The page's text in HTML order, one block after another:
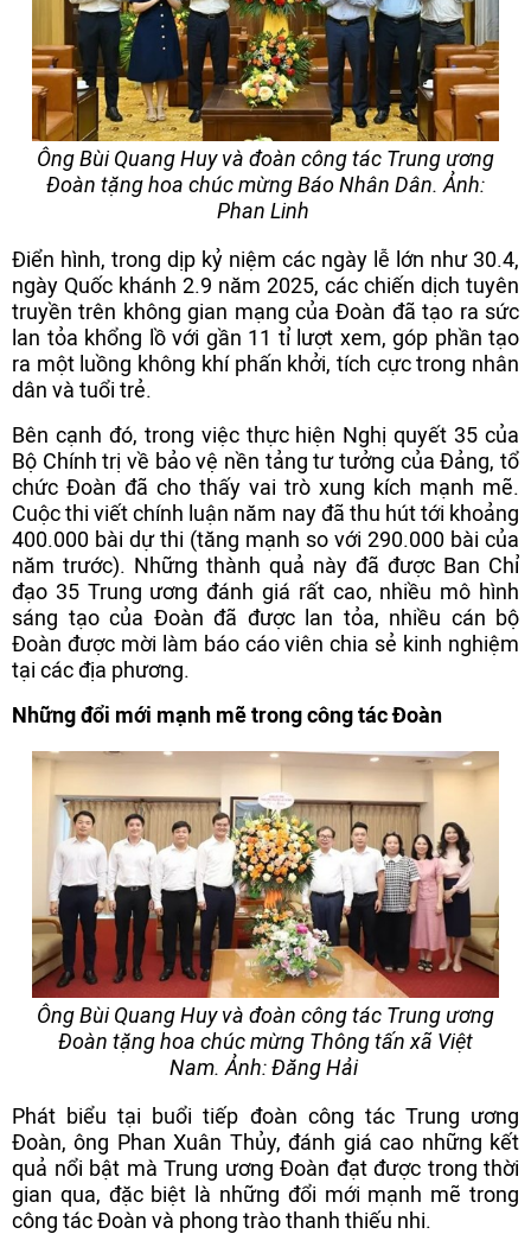
Ông Bùi Quang Huy và đoàn công tác Trung ương
Đoàn tặng hoa chúc mừng Báo Nhân Dân. Ảnh:
Phan Linh
Điển hình, trong dịp kỷ niệm các ngày lễ lớn như 30.4,
ngày Quốc khánh 2.9 năm 2025, các chiến dịch tuyên
truyền trên không gian mạng của Đoàn đã tạo ra sức
lan tỏa khổng lồ với gần 11 tỉ lượt xem, góp phần tạo
ra một luồng không khí phấn khởi, tích cực trong nhân
dân và tuổi trẻ.
Bên cạnh đó, trong việc thực hiện Nghị quyết 35 của
Bộ Chính trị về bảo vệ nền tảng tư tưởng của Đảng, tổ
chức Đoàn đã cho thấy vai trò xung kích mạnh mẽ.
Cuộc thi viết chính luận năm nay đã thu hút tới khoảng
400.000 bài dự thi (tăng mạnh so với 290.000 bài của
năm trước). Những thành quả này đã được Ban Chỉ
đạo 35 Trung ương đánh giá rất cao, nhiều mô hình
sáng tạo của Đoàn đã được lan tỏa, nhiều cán bộ
Đoàn được mời làm báo cáo viên chia sẻ kinh nghiệm
tại các địa phương.
Những đổi mới mạnh mẽ trong công tác Đoàn
Ông Bùi Quang Huy và đoàn công tác Trung ương
Đoàn tặng hoa chúc mừng Thông tấn xã Việt
Nam. Ảnh: Đăng Hải
Phát biểu tại buổi tiếp đoàn công tác Trung ương
Đoàn, ông Phan Xuân Thủy, đánh giá cao những kết
quả nổi bật mà Trung ương Đoàn đạt được trong thời
gian qua, đặc biệt là những đổi mới mạnh mẽ trong
công tác Đoàn và phong trào thanh thiếu nhi.